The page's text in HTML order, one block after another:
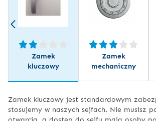
Zamek
kluczowy
Zamek
mechaniczny
Zamek kluczowy jest standardowym
stosujemy w naszych sejfach. Nie musisz
otwarcia, a dostęp do sejfu mają osoby